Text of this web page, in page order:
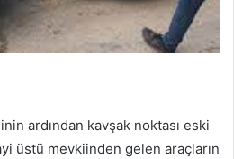
ardından kavşak noktası eski
üstü mevkiinden gelen araçların